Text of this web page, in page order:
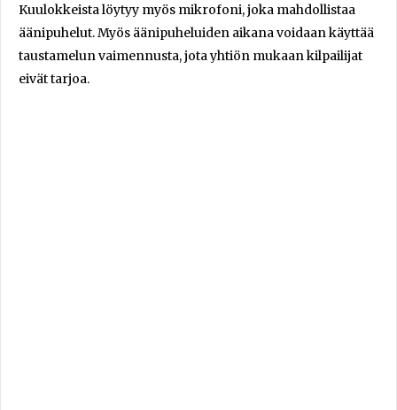
Kuulokkeista löytyy myös mikrofoni, joka mahdollistaa
äänipuhelut. Myös äänipuheluiden aikana voidaan käyttää
taustamelun vaimennusta, jota yhtiön mukaan kilpailijat
eivät tarjoa.